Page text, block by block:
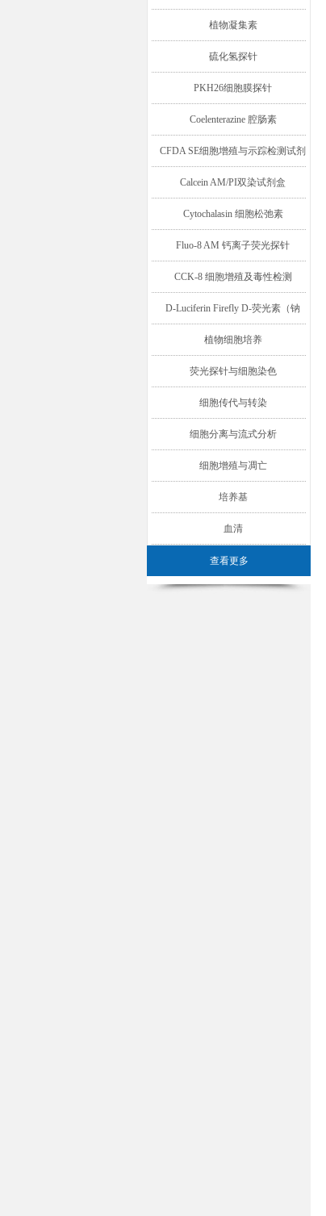
植物凝集素
硫化氢探针
PKH26细胞膜探针
Coelenterazine 腔肠素
CFDA SE细胞增殖与示踪检测试剂
盒
Calcein AM/PI双染试剂盒
Cytochalasin 细胞松弛素
Fluo-8 AM 钙离子荧光探针
CCK-8 细胞增殖及毒性检测
D-Luciferin Firefly D-荧光素（钠
盐/钾盐/游离酸）
植物细胞培养
荧光探针与细胞染色
细胞传代与转染
细胞分离与流式分析
细胞增殖与凋亡
培养基
血清
查看更多